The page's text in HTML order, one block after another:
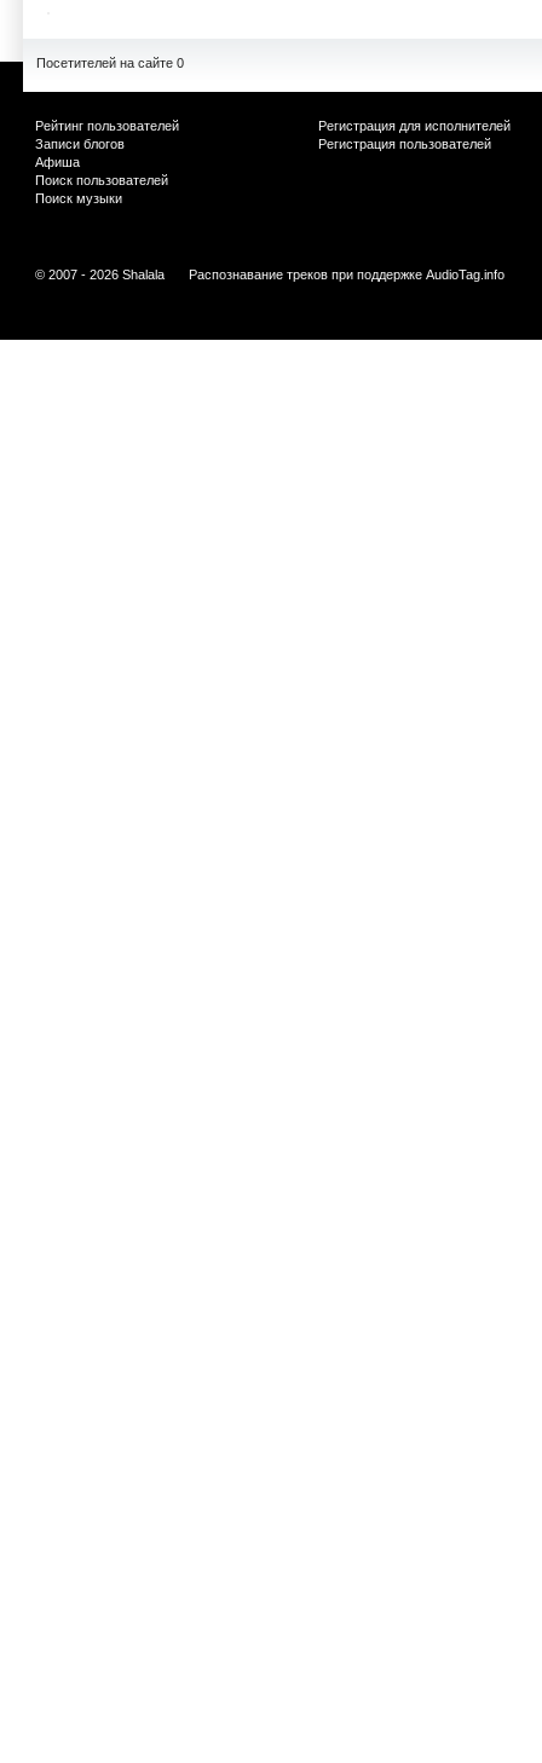
Посетителей на сайте 0
Рейтинг пользователей
Записи блогов
Афиша
Поиск пользователей
Поиск музыки
Регистрация для исполнителей
Регистрация пользователей
© 2007 - 2026 Shalala Распознавание треков при поддержке AudioTag.info